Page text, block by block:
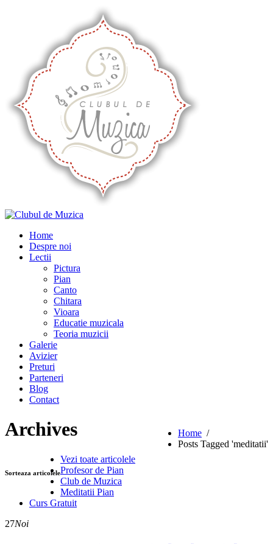
Home
Despre noi
Lectii
Pictura
Pian
Canto
Chitara
Vioara
Educatie muzicala
Teoria muzicii
Galerie
Avizier
Preturi
Parteneri
Blog
Contact
Home /
Posts Tagged 'meditatii'
Archives
Sorteaza articolele
Vezi toate articolele
Profesor de Pian
Club de Muzica
Meditatii Pian
Curs Gratuit
27Noi